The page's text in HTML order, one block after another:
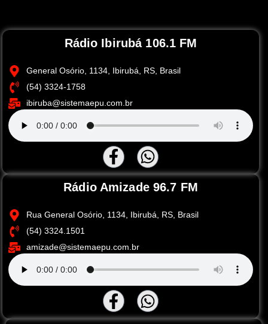
Rádio Ibirubá 106.1 FM
General Osório, 1134, Ibirubá, RS, Brasil
(54) 3324-1758
ibiruba@sistemaepu.com.br
Rádio Amizade 96.7 FM
Rua General Osório, 1134, Ibirubá, RS, Brasil
(54) 3324.1501
amizade@sistemaepu.com.br